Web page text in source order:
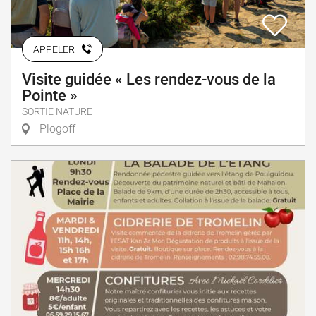
APPELER
Visite guidée « Les rendez-vous de la
Pointe »
SORTIE NATURE
Plogoff